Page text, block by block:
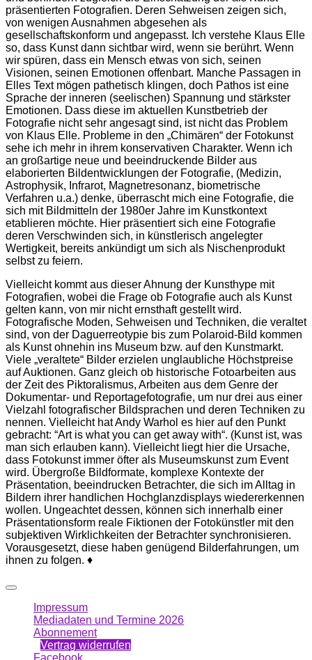
präsentierten Fotografien. Deren Sehweisen zeigen sich,
von wenigen Ausnahmen abgesehen als
gesellschaftskonform und angepasst. Ich verstehe Klaus Elle
so, dass Kunst dann sichtbar wird, wenn sie berührt. Wenn
wir spüren, dass ein Mensch etwas von sich, seinen
Visionen, seinen Emotionen offenbart. Manche Passagen in
Elles Text mögen pathetisch klingen, doch Pathos ist eine
Sprache der inneren (seelischen) Spannung und stärkster
Emotionen. Dass diese im aktuellen Kunstbetrieb der
Fotografie nicht sehr angesagt sind, ist nicht das Problem
von Klaus Elle. Probleme in den „Chimären“ der Fotokunst
sehe ich mehr in ihrem konservativen Charakter. Wenn ich
an großartige neue und beeindruckende Bilder aus
elaborierten Bildentwicklungen der Fotografie, (Medizin,
Astrophysik, Infrarot, Magnetresonanz, biometrische
Verfahren u.a.) denke, überrascht mich eine Fotografie, die
sich mit Bildmitteln der 1980er Jahre im Kunstkontext
etablieren möchte. Hier präsentiert sich eine Fotografie
deren Verschwinden sich, in künstlerisch angelegter
Wertigkeit, bereits ankündigt um sich als Nischenprodukt
selbst zu feiern.
Vielleicht kommt aus dieser Ahnung der Kunsthype mit
Fotografien, wobei die Frage ob Fotografie auch als Kunst
gelten kann, von mir nicht ernsthaft gestellt wird.
Fotografische Moden, Sehweisen und Techniken, die veraltet
sind, von der Daguerreotypie bis zum Polaroid-Bild kommen
als Kunst ohnehin ins Museum bzw. auf den Kunstmarkt.
Viele „veraltete“ Bilder erzielen unglaubliche Höchstpreise
auf Auktionen. Ganz gleich ob historische Fotoarbeiten aus
der Zeit des Piktoralismus, Arbeiten aus dem Genre der
Dokumentar- und Reportagefotografie, um nur drei aus einer
Vielzahl fotografischer Bildsprachen und deren Techniken zu
nennen. Vielleicht hat Andy Warhol es hier auf den Punkt
gebracht: “Art is what you can get away with“. (Kunst ist, was
man sich erlauben kann). Vielleicht liegt hier die Ursache,
dass Fotokunst immer öfter als Museumskunst zum Event
wird. Übergroße Bildformate, komplexe Kontexte der
Präsentation, beeindrucken Betrachter, die sich im Alltag in
Bildern ihrer handlichen Hochglanzdisplays wiedererkennen
wollen. Ungeachtet dessen, können sich innerhalb einer
Präsentationsform reale Fiktionen der Fotokünstler mit den
subjektiven Wirklichkeiten der Betrachter synchronisieren.
Vorausgesetzt, diese haben genügend Bilderfahrungen, um
ihnen zu folgen. ♦
Impressum
Mediadaten und Termine 2026
Abonnement
Vertrag widerrufen
Facebook